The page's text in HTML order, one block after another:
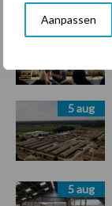
Aanpassen
Sidebar
6 aug
5 aug
5 aug